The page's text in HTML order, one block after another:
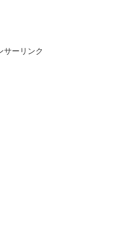
サーリンク